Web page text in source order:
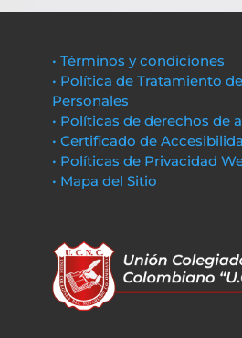
• Términos y condiciones
• Política de Tratamiento
Personales
• Políticas de derechos de
• Certificado de
• Políticas de Privacidad
• Mapa del Sitio